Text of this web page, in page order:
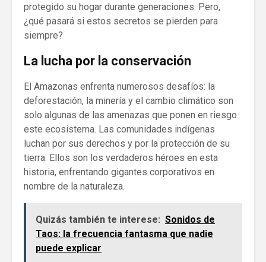
protegido su hogar durante generaciones. Pero,
¿qué pasará si estos secretos se pierden para
siempre?
La lucha por la conservación
El Amazonas enfrenta numerosos desafíos: la
deforestación, la minería y el cambio climático son
solo algunas de las amenazas que ponen en riesgo
este ecosistema. Las comunidades indígenas
luchan por sus derechos y por la protección de su
tierra. Ellos son los verdaderos héroes en esta
historia, enfrentando gigantes corporativos en
nombre de la naturaleza.
Quizás también te interese: Sonidos de
Taos: la frecuencia fantasma que nadie
puede explicar